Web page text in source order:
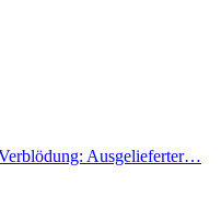
Ausgelieferter…